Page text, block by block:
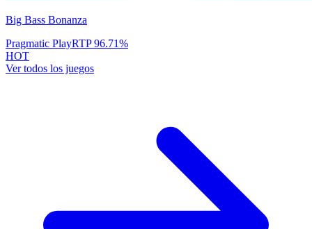
Big Bass Bonanza
Pragmatic PlayRTP96.71%
HOT
Ver todos los juegos